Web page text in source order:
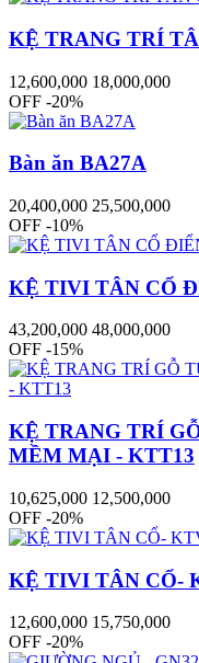
KỆ TRANG TRÍ
12,600,000 18,000,000
OFF -20%
Bàn ăn BA27A
20,400,000 25,500,000
OFF -10%
KỆ TIVI TÂN CỔ
43,200,000 48,000,000
OFF -15%
KỆ TRANG TRÍ
MỀM MẠI - KTT13
10,625,000 12,500,000
OFF -20%
KỆ TIVI TÂN CỔ-
12,600,000 15,750,000
OFF -20%